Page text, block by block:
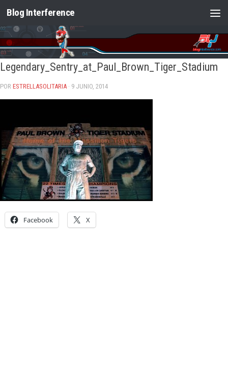
Saltar al contenido
Blog Interference
Legendary_Sentry_at_Paul_Brown_Tiger_Stadium
POR ESTRELLASOLITARIA · 9 JUNIO, 2014
Facebook X